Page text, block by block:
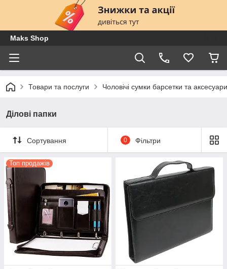
Maks Shop
Товари та послуги Чоловічі сумки барсетки та аксесуари
Ділові папки
Сортування 0 Фільтри
Топ продажів